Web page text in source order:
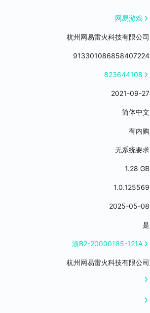
铁侠装甲，来自不同宇宙的蜘蛛人以及众多
和让人身临其境的CV配音,享受沉浸式的漫威
网易游戏
杭州网易雷火科技有限公司
913301086858407224
823644108
2021-09-27
简体中文
有内购
无系统要求
1.28 GB
1.0.125569
2025-05-08
是
浙B2-20090185-121A
杭州网易雷火科技有限公司